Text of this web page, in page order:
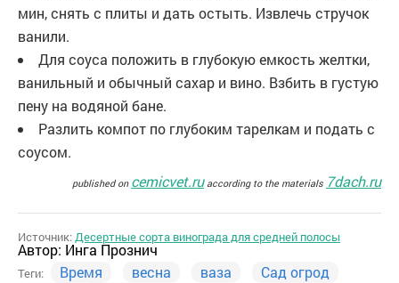
мин, снять с плиты и дать остыть. Извлечь стручок
ванили.
Для соуса положить в глубокую емкость желтки,
ванильный и обычный сахар и вино. Взбить в густую
пену на водяной бане.
Разлить компот по глубоким тарелкам и подать с
соусом.
published on cemicvet.ruaccording to the materials 7dach.ru
Источник:Десертные сорта винограда для средней полосы
Автор: Инга Прознич
Теги: Время весна ваза
Сад огрод